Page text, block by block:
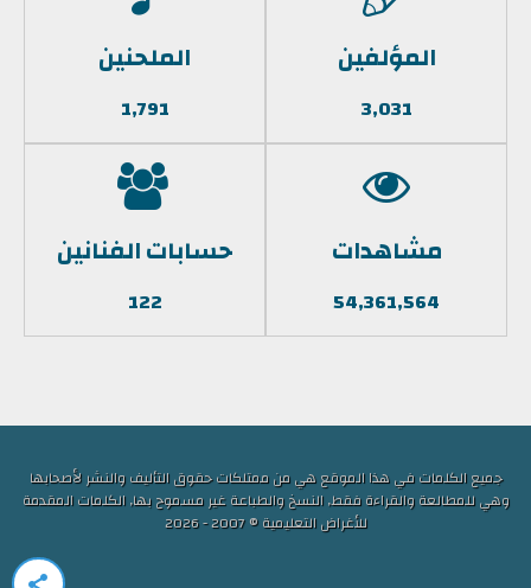
المؤلفين
3,031
الملحنين
1,791
مشاهدات
54,361,564
حسابات الفنانين
122
جميع الكلمات في هذا الموقع هي من ممتلكات حقوق التأليف والنشر لأصحابها
وهي للمطالعة والقراءة فقط, النسخ والطباعة غير مسموح بها, الكلمات المقدمة
للأغراض التعليمية © 2007 - 2026